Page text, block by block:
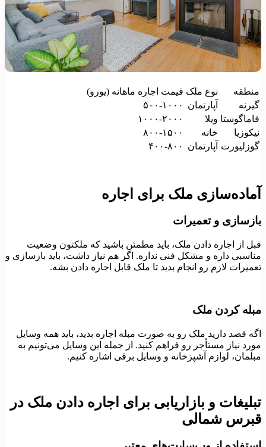
منطقه نوع ملک قیمت اجاره ماهانه (یورو)
گیرنه
آپارتمان ۵۰۰-۱۰۰۰
فاماگوستا ویلا
۱۰۰۰-۲۰۰۰
نیکوزیا
خانه
۸۰۰-۱۵۰۰
گوزلیورت آپارتمان ۴۰۰-۸۰۰
ملک برای اجاره
و تعمیرات
از اجاره دادن ملک، باید مطمئن باشید که ملکتون وضعیت
داره و مشکل فنی نداره. اگر هم نیاز داشت، باید بازسازی و
لازم رو انجام بدید تا ملک قابل اجاره دادن بشه.
کردن ملک
قصد دارید ملک رو به صورت مبله اجاره بدید، باید همه وسایل
نیاز مستأجر رو فراهم کنید. از جمله این وسایل می‌تونیم به
لوازم آشپزخانه و وسایل برقی اشاره کنیم.
و بازاریابی برای اجاره دادن ملک در
شمالی